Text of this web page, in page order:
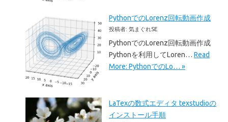
PythonでのLorenz回転動画作成
投稿者: 気まぐれSE
PythonでのLorenz回転動画作成
Pythonを利用してLoren… Read
More: PythonでのLo… »
LaTexの数式エディタ texstudioの
インストール手順